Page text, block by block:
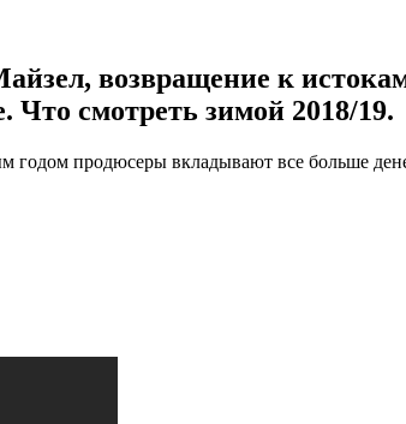
возвращение к
Что смотреть зимой 2018/19.
продюсеры вкладывают все больше